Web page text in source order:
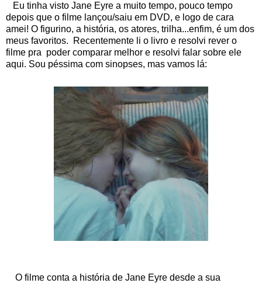
Eu tinha visto Jane Eyre a muito tempo, pouco tempo
depois que o filme lançou/saiu em DVD, e logo de cara
amei! O figurino, a história, os atores, trilha...enfim, é um dos
meus favoritos. Recentemente li o livro e resolvi rever o
filme pra poder comparar melhor e resolvi falar sobre ele
aqui. Sou péssima com sinopses, mas vamos lá:
O filme conta a história de Jane Eyre desde a sua